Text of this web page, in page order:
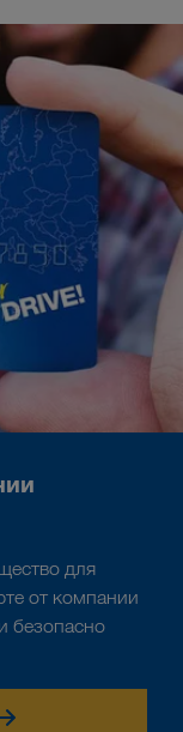
для
от компании
безопасно